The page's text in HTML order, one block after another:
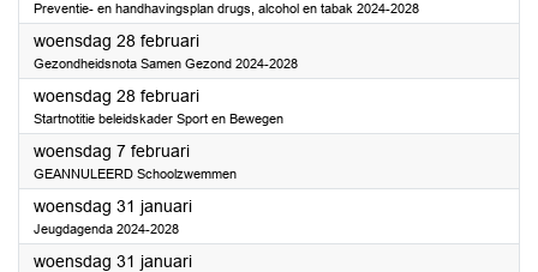
Preventie- en handhavingsplan drugs, alcohol en tabak 2024-2028
woensdag 28 februari2024
Gezondheidsnota Samen Gezond 2024-2028
woensdag 28 februari2024
Startnotitie beleidskader Sport en Bewegen
woensdag 7 februari2024
GEANNULEERD Schoolzwemmen
woensdag 31 januari2024
Jeugdagenda 2024-2028
woensdag 31 januari2024